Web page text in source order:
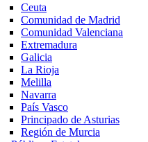
Ceuta
Comunidad de Madrid
Comunidad Valenciana
Extremadura
Galicia
La Rioja
Melilla
Navarra
País Vasco
Principado de Asturias
Región de Murcia